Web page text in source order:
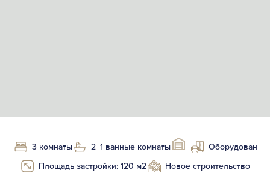
3 комнаты 2+1 ванные комнаты
Оборудован
Площадь застройки: 120 м2
Новое строительство